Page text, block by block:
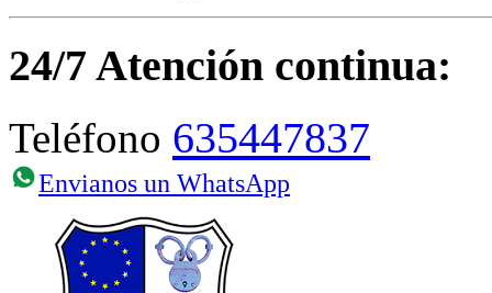
24/7 Atención continua:
Teléfono 635447837
Envianos un WhatsApp